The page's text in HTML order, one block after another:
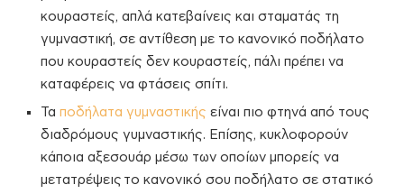
κουραστείς, απλά κατεβαίνεις και σταματάς τη
γυμναστική, σε αντίθεση με το κανονικό ποδήλατο
που κουραστείς δεν κουραστείς, πάλι πρέπει να
καταφέρεις να φτάσεις σπίτι.
Τα ποδήλατα γυμναστικής είναι πιο φτηνά από τους
διαδρόμους γυμναστικής. Επίσης, κυκλοφορούν
κάποια αξεσουάρ μέσω των οποίων μπορείς να
μετατρέψεις το κανονικό σου ποδήλατο σε στατικό